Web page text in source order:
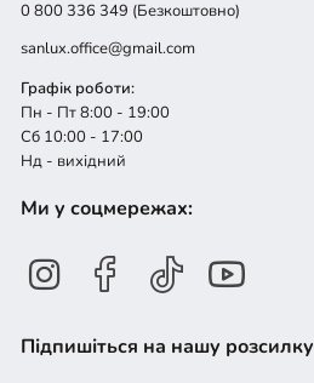
0 800 336 349 (Безкоштовно)
sanlux.office@gmail.com
Графік роботи:
Пн - Пт 8:00 - 19:00
Сб 10:00 - 17:00
Нд - вихідний
Ми у соцмережах:
Підпишіться на нашу розсилку